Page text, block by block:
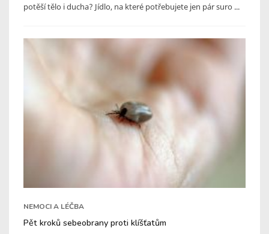
potěší tělo i ducha? Jídlo, na které potřebujete jen pár suro ...
NEMOCI A LÉČBA
Pět kroků sebeobrany proti klíšťatům